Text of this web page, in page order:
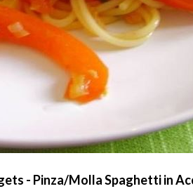
- Pinza/Molla Spaghetti in